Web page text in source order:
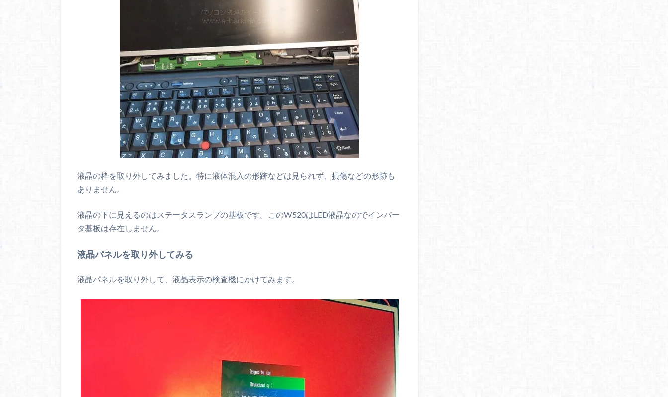
液晶の枠を取り外してみました。特に液体混入の形跡などは見られず、損傷などの形跡も
ありません。
液晶の下に見えるのはステータスランプの基板です。このW520はLED液晶なのでインバー
タ基板は存在しません。
液晶パネルを取り外してみる
液晶パネルを取り外して、液晶表示の検査機にかけてみます。